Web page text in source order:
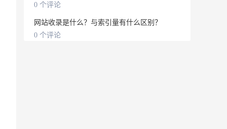
0 个评论
网站收录是什么？与索引量有什么区别？
0 个评论